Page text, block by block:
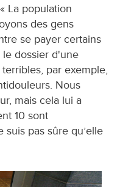
La population
des gens
se payer certains
dossier d'une
par exemple,
Nous
mais cela lui a
10 sont
pas sûre qu’elle